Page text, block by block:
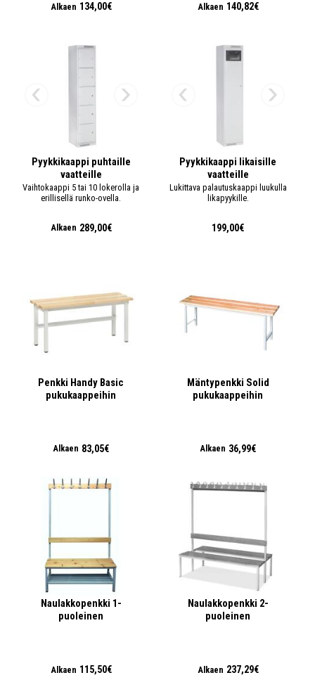
Alkaen 134,00€ Alkaen 140,82€
Pyykkikaappi puhtaille
vaatteille
Vaihtokaappi 5 tai 10 lokerolla ja
erillisellä runko-ovella.
Alkaen 289,00€
Pyykkikaappi likaisille
vaatteille
Lukittava palautuskaappi luukulla
likapyykille.
199,00€
Penkki Handy Basic
pukukaappeihin
Alkaen 83,05€
Mäntypenkki Solid
pukukaappeihin
Alkaen 36,99€
Naulakkopenkki 1-
puoleinen
Alkaen 115,50€
Naulakkopenkki 2-
puoleinen
Alkaen 237,29€